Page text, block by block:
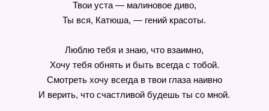
Твои уста — малиновое диво,
Ты вся, Катюша, — гений красоты.
Люблю тебя и знаю, что взаимно,
Хочу тебя обнять и быть всегда с тобой.
Смотреть хочу всегда в твои глаза наивно
И верить, что счастливой будешь ты со мной.